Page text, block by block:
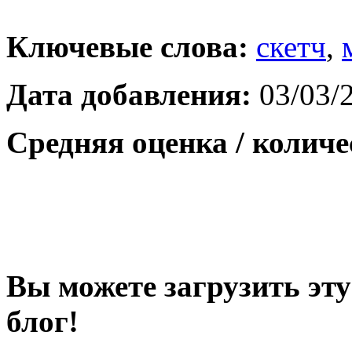
Ключевые слова: скетч,
Дата добавления: 03/03/
Средняя оценка /
Вы можете загрузить
блог!